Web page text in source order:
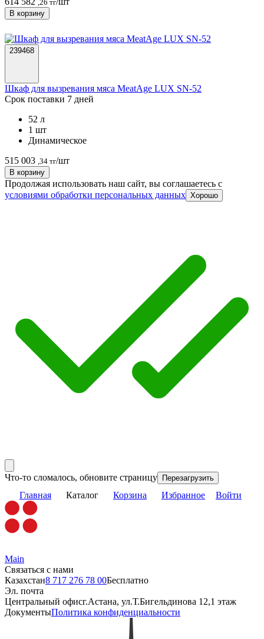
,26 тг
В корзину
239468
Шкаф для вызревания мяса MeatAge LUX SN-52
Срок поставки 7 дней
52 л
1 шт
Динамическое
515 003 ,34 тг/шт
В корзину
Продолжая использовать наш сайт, вы соглашаетесь c
условиями обработки персональных данных Хорошо
Что-то сломалось, обновите страницу Перезагрузить
Главная Каталог Корзина Избранное Войти
Main
Связаться с нами
Казахстан8 717 276 78 00Бесплатно
Эл. почта
Центральный офисг.Астана, ул.Т.Бигельдинова 12,1 этаж
ДокументыПолитика конфиденциальности